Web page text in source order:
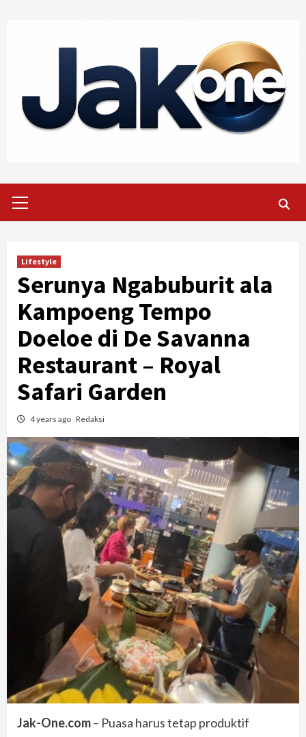
Menu
Lifestyle
Serunya Ngabuburit ala
Kampoeng Tempo
Doeloe di De Savanna
Restaurant – Royal
Safari Garden
4 years ago Redaksi
Jak-One.com– Puasa harus tetap produktif